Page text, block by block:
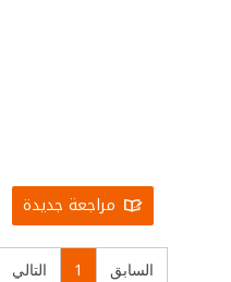
مراجعة جديدة
السابق 1 التالي